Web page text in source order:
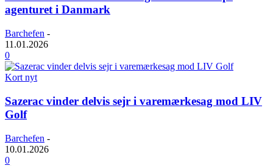
agenturet i Danmark
Barchefen -
11.01.2026
0
Kort nyt
Sazerac vinder delvis sejr i varemærkesag mod LIV
Golf
Barchefen -
10.01.2026
0